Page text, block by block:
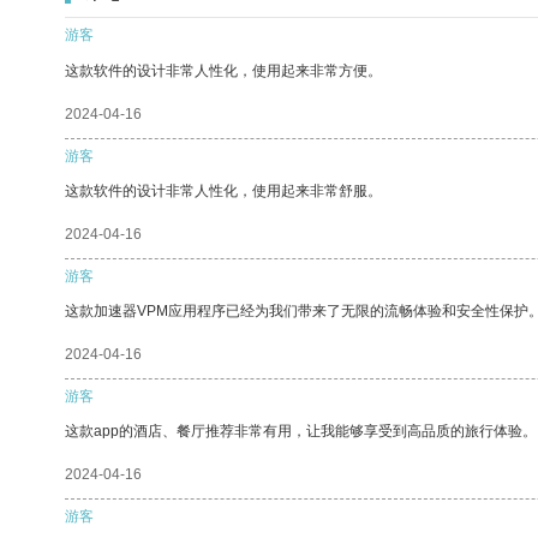
游客
这款软件的设计非常人性化，使用起来非常方便。
2024-04-16
游客
这款软件的设计非常人性化，使用起来非常舒服。
2024-04-16
游客
这款加速器VPM应用程序已经为我们带来了无限的流畅体验和安全性保护
2024-04-16
游客
这款app的酒店、餐厅推荐非常有用，让我能够享受到高品质的旅行体验。
2024-04-16
游客